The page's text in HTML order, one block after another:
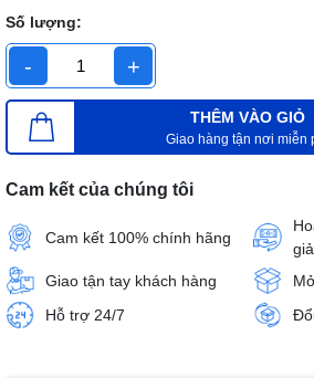
Số lượng:
- +
THÊM VÀO GIỎ
Giao hàng tận nơi miễn
Cam kết của chúng tôi
Cam kết 100% chính hãng
giả
Giao tận tay khách hàng
Hỗ trợ 24/7